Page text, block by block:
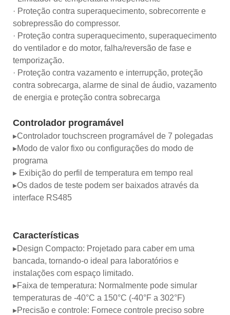
· Proteção contra superaquecimento, sobrecorrente e
sobrepressão do compressor.
· Proteção contra superaquecimento, superaquecimento
do ventilador e do motor, falha/reversão de fase e
temporização.
· Proteção contra vazamento e interrupção, proteção
contra sobrecarga, alarme de sinal de áudio, vazamento
de energia e proteção contra sobrecarga
Controlador programável
▸Controlador touchscreen programável de 7 polegadas
▸Modo de valor fixo ou configurações do modo de
programa
▸ Exibição do perfil de temperatura em tempo real
▸Os dados de teste podem ser baixados através da
interface RS485
Características
▸Design Compacto: Projetado para caber em uma
bancada, tornando-o ideal para laboratórios e
instalações com espaço limitado.
▸Faixa de temperatura: Normalmente pode simular
temperaturas de -40°C a 150°C (-40°F a 302°F)
▸Precisão e controle: Fornece controle preciso sobre